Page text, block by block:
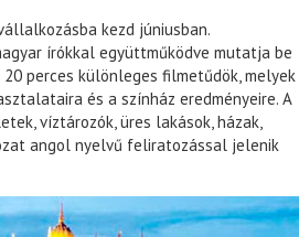
kezd júniusban.
írókkal együttműködve mutatja be
perces különleges filmetűdök, melyek
és a színház eredményeire. A
víztározók, üres lakások, házak,
angol nyelvű feliratozással jelenik